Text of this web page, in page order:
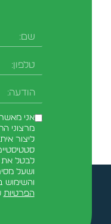
שם
טלפון
הודעה
אני
מרצוני
ליצור
לבטל את
ושעל
הפרטיות